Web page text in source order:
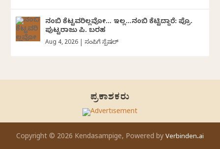
ನಂಬಿ ಕೆಟ್ಟವರಿಲ್ಲವೋ… ಇಲ್ಲ…ನಂಬಿ ಕೆಟ್ಟಿದ್ದಾರೆ: ಪ್ರೊ.
ಪುಟ್ಟರಾಜು ಪಿ. ಬರಹ
Aug 4, 2026 ಸಂಪಿಗೆ ಸ್ಪೆಷಲ್
ಪ್ರಕಾಶಕರು
Copyright © 2026 Kendasampige, Powered by Verbinden.ai